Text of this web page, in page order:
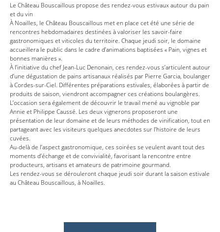
Le Château Bouscaillous propose des rendez-vous estivaux autour du pain
et du vin
À Noailles, le Château Bouscaillous met en place cet été une série de
rencontres hebdomadaires destinées à valoriser les savoir-faire
gastronomiques et viticoles du territoire. Chaque jeudi soir, le domaine
accueillera le public dans le cadre d’animations baptisées « Pain, vignes et
bonnes manières ».
À l’initiative du chef Jean-Luc Denonain, ces rendez-vous s’articulent autour
d’une dégustation de pains artisanaux réalisés par Pierre Garcia, boulanger
à Cordes-sur-Ciel. Différentes préparations estivales, élaborées à partir de
produits de saison, viendront accompagner ces créations boulangères.
L’occasion sera également de découvrir le travail mené au vignoble par
Annie et Philippe Caussé. Les deux vignerons proposeront une
présentation de leur domaine et de leurs méthodes de vinification, tout en
partageant avec les visiteurs quelques anecdotes sur l’histoire de leurs
cuvées.
Au-delà de l’aspect gastronomique, ces soirées se veulent avant tout des
moments d’échange et de convivialité, favorisant la rencontre entre
producteurs, artisans et amateurs de patrimoine gourmand.
Les rendez-vous se dérouleront chaque jeudi soir durant la saison estivale
au Château Bouscaillous, à Noailles.